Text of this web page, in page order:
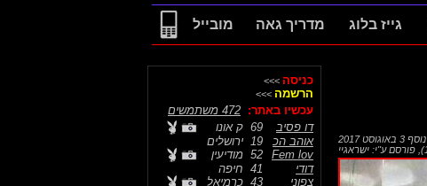
גייז בלוג מדריך גאה מובייל
נוסף 3 באוגוסט 2017
פורסם ע"י: ישראגיי
כניסה >>>
הרשמה >>>
עכשיו באתר: 472 משתמשים
דו פסיב
ק אונו
אוהב הכ
ירושלים
Fem lov
מודיעין
דודי
חיפה
צפוני
כרמיאל